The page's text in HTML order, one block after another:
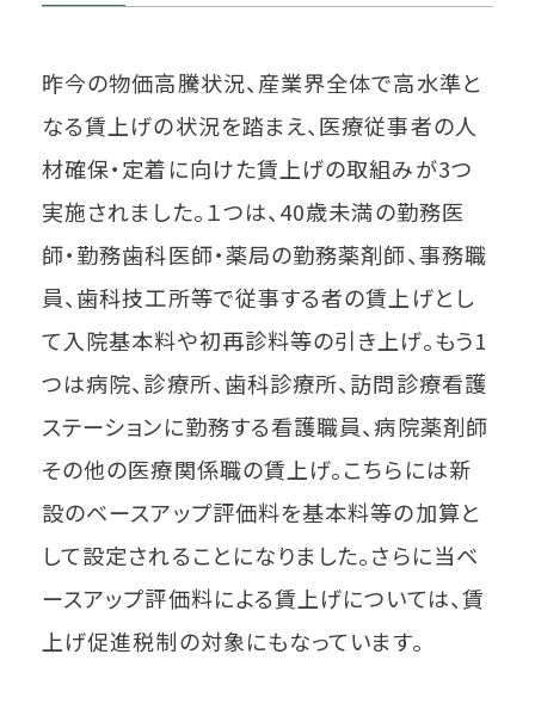
昨今の物価高騰状況、産業界全体で高水準と
なる賃上げの状況を踏まえ、医療従事者の人
材確保・定着に向けた賃上げの取組みが3つ
実施されました。１つは、40歳未満の勤務医
師・勤務歯科医師・薬局の勤務薬剤師、事務職
員、歯科技工所等で従事する者の賃上げとし
て入院基本料や初再診料等の引き上げ。もう1
つは病院、診療所、歯科診療所、訪問診療看護
ステーションに勤務する看護職員、病院薬剤師
その他の医療関係職の賃上げ。こちらには新
設のベースアップ評価料を基本料等の加算と
して設定されることになりました。さらに当ベ
ースアップ評価料による賃上げについては、賃
上げ促進税制の対象にもなっています。